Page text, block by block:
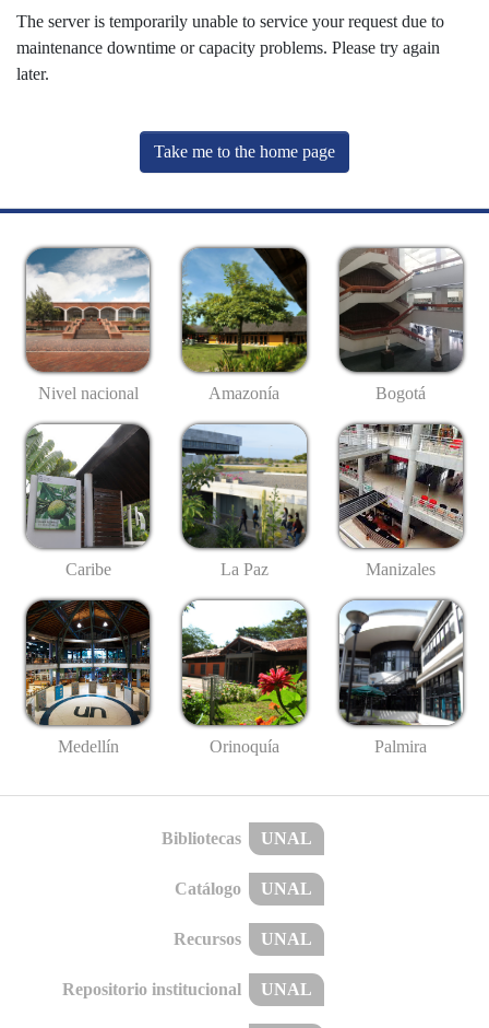
The server is temporarily unable to service your request due to
maintenance downtime or capacity problems. Please try again
later.
Take me to the home page
Nivel nacional Amazonía Bogotá
Caribe La Paz Manizales
Medellín Orinoquía Palmira
Bibliotecas UNAL
Catálogo UNAL
Recursos UNAL
Repositorio institucional UNAL